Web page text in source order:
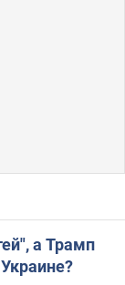
а Трамп